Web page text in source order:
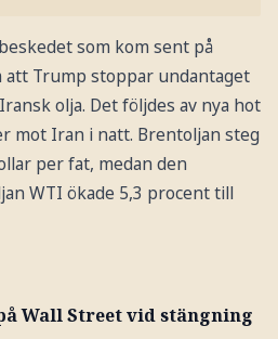
som kom sent på
att Trump stoppar undantaget
olja. Det följdes av nya hot
mot Iran i natt. Brentoljan steg
per fat, medan den
WTI ökade 5,3 procent till
Wall Street vid stängning